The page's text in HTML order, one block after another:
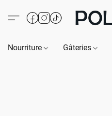
Nourriture Gâteries